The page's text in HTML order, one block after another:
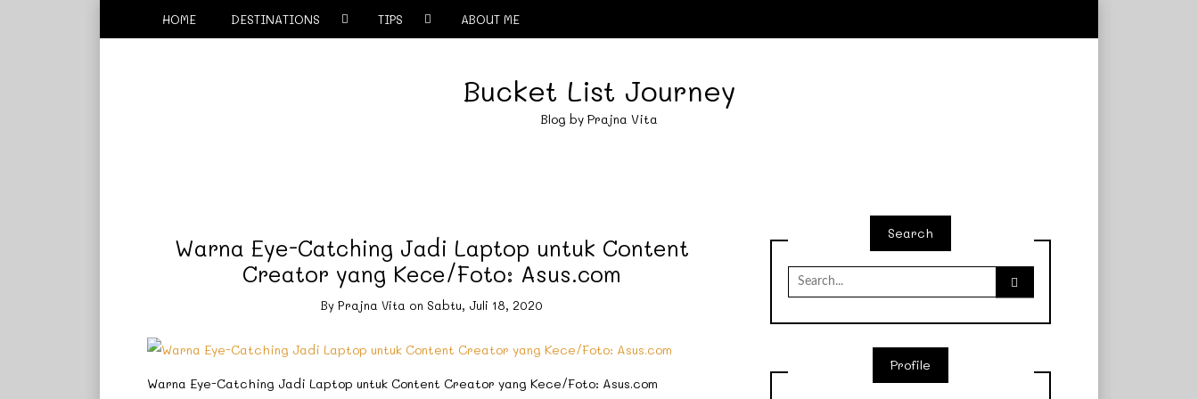
HOME DESTINATIONS TIPS ABOUT ME
Bucket List Journey
Blog by Prajna Vita
Warna Eye-Catching Jadi Laptop untuk Content
Creator yang Kece/Foto: Asus.com
ByPrajna Vita on Sabtu, Juli 18, 2020
Warna Eye-Catching Jadi Laptop untuk Content Creator yang Kece/Foto: Asus.com
Search
Search
for:
Profile